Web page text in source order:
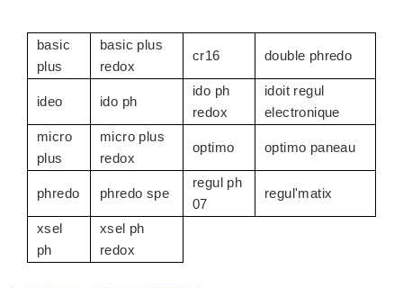
basic
plus
basic plus
redox
cr16 double phredo
ideo ido ph
ido ph
redox
idoit regul
electronique
micro
plus
micro plus
redox
optimo optimo paneau
phredo phredo spe
regul ph
07
regul'matix
xsel
ph
xsel ph
redox